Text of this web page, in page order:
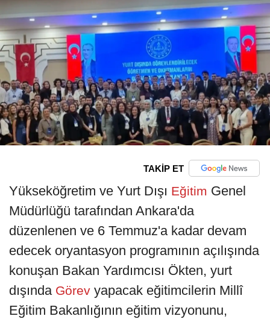
TAKİP ET
Yükseköğretim ve Yurt Dışı Eğitim Genel
Müdürlüğü tarafından Ankara'da
düzenlenen ve 6 Temmuz'a kadar devam
edecek oryantasyon programının açılışında
konuşan Bakan Yardımcısı Ökten, yurt
dışında Görev yapacak eğitimcilerin Millî
Eğitim Bakanlığının eğitim vizyonunu,